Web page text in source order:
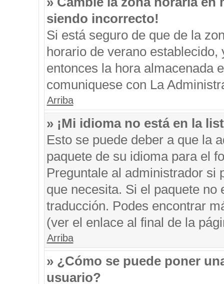
siendo incorrecto!
Si está seguro de que de la
horario de verano
entonces la hora almacenada
comuniquese con La
Arriba
» ¡Mi idioma no está en la
Esto se puede deber a que la
paquete de su idioma para el
Preguntale al administrador si
que necesita. Si el paquete
traducción. Podes encontrar
(ver el enlace al final de la
Arriba
» ¿Cómo se puede poner
usuario?